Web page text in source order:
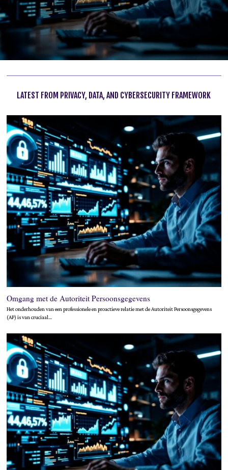
LATEST FROM PRIVACY, DATA, AND CYBERSECURITY FRAMEWORK
Omgang met de Autoriteit Persoonsgegevens
Het onderhouden van een professionele en proactieve relatie met de Autoriteit Persoonsgegevens
(AP) is van cruciaal…